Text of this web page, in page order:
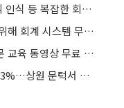
삼일회계법인 “R&D 회계처리와 수익 인식 등 복잡한 회계이슈 대응 미리 준비해야”
삼일회계법인, 공익법인 회계 투명성위해 회계 시스템 무료 배포
삼일회계법인, 내부회계관리제도 전문 교육 동영상 무료 공개
美 클래리티 법안 연내 통과 가능성 13%…상원 문턱서 제동